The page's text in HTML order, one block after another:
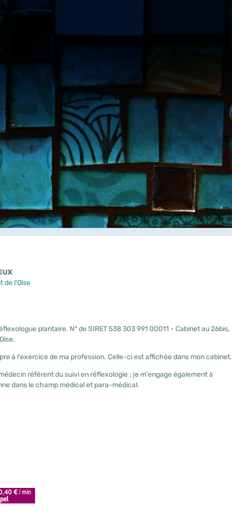
de l'Oise
plantaire. N° de SIRET 538 303 991 00011 - Cabinet au 26bis,
à l'exercice de ma profession. Celle-ci est affichée dans mon cabinet.
référent du suivi en réflexologie ; je m'engage également à
dans le champ médical et para-médical.